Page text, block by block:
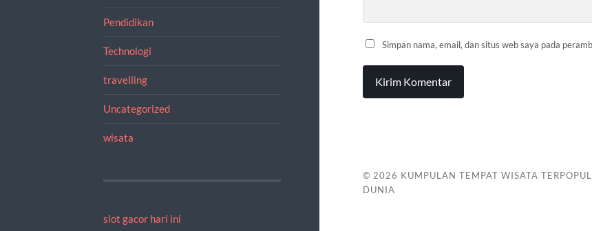
Pendidikan
Technologi
travelling
Uncategorized
wisata
slot gacor hari ini
Simpan nama, email, dan situs web saya pada
© 2026 KUMPULAN TEMPAT WISATA
DUNIA